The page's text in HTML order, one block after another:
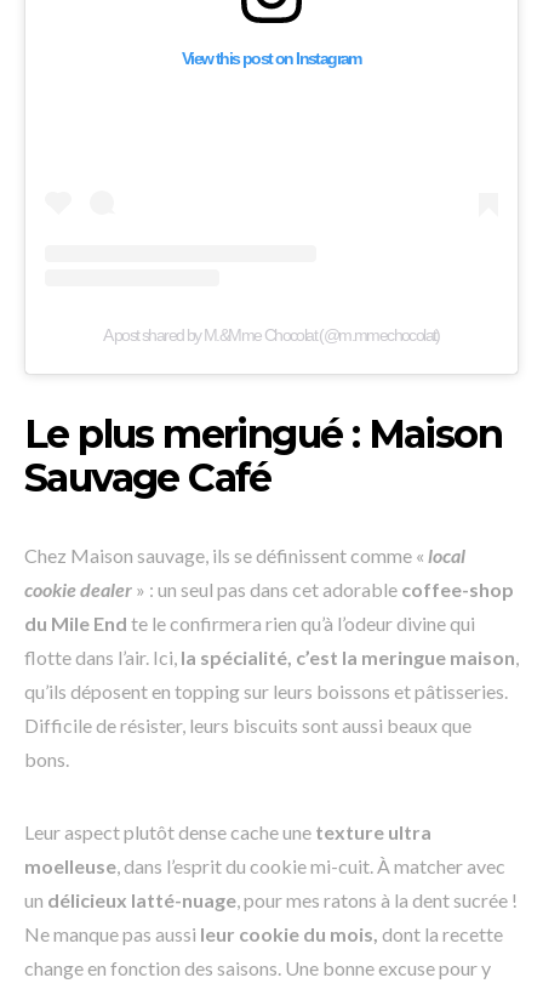
View this post on Instagram
A post shared by M.&Mme Chocolat (@m.mmechocolat)
Le plus meringué : Maison
Sauvage Café
Chez Maison sauvage, ils se définissent comme « local
cookie dealer » : un seul pas dans cet adorable coffee-shop
du Mile End te le confirmera rien qu’à l’odeur divine qui
flotte dans l’air. Ici, la spécialité, c’est la meringue maison,
qu’ils déposent en topping sur leurs boissons et pâtisseries.
Difficile de résister, leurs biscuits sont aussi beaux que
bons.
Leur aspect plutôt dense cache une texture ultra
moelleuse, dans l’esprit du cookie mi-cuit. À matcher avec
un délicieux latté-nuage, pour mes ratons à la dent sucrée !
Ne manque pas aussi leur cookie du mois, dont la recette
change en fonction des saisons. Une bonne excuse pour y